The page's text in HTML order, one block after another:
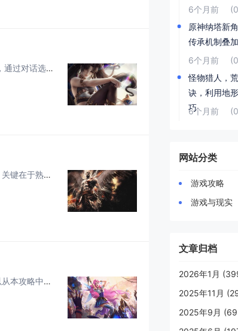
在《天国：拯救2》中，完成“隐士”任务需先前往指定地点与隐士互动，通过对话选择和平或战斗路线，若选择击败隐士，建议提前准备强力武器、药水和护甲，利用潜行接近避免被围攻，战斗时注意躲避其高伤害攻击，使用弓箭或火器远程消耗，再近战补刀，也可通过...
《如龙：苍天堀》是一款充满挑战与策略的小游戏合集。要轻松获胜，关键在于熟悉每个小游戏的规则和技巧。在“打砖块”游戏中，掌握反弹角度和快速反应是制胜关键；在“猜拳”游戏中，则需观察对手的习惯动作，预判其出拳方式。合理利用游戏中的道具和技能，可...
《刺客信条：幻景》是一款充满策略与动作元素的游戏，新手玩家可以从本攻略中获取关键技巧和建议。熟悉巴辛姆的技能树，合理分配点数以提升战斗力和潜行能力。掌握暗杀技巧，利用环境和人群隐蔽自己，确保一击必杀。探索城市时，留意收集鹰币和其他资源，它们...
6个月前
原神纳塔新
传承机制叠
6个月前
怪物猎人，
诀，利用地
巧
6个月前
网站分类
游戏攻略
游戏与现实
文章归档
2026年1月
2025年11月
2025年9月